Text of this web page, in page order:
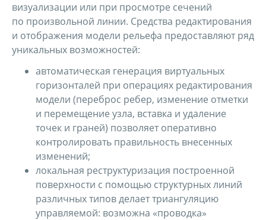
визуализации или при просмотре сечений
по произвольной линии. Средства редактирования
и отображения модели рельефа предоставляют ряд
уникальных возможностей:
автоматическая генерация виртуальных
горизонталей при операциях редактирования
модели (переброс ребер, изменение отметки
и перемещение узла, вставка и удаление
точек и граней) позволяет оперативно
контролировать правильность внесенных
изменений;
локальная реструктуризация построенной
поверхности с помощью структурных линий
различных типов делает триангуляцию
управляемой: возможна «проводка»